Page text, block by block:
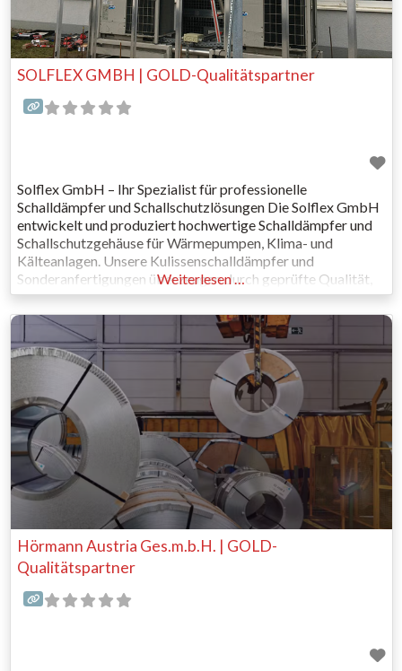
SOLFLEX GMBH | GOLD-Qualitätspartner
Solflex GmbH – Ihr Spezialist für professionelle
Schalldämpfer und Schallschutzlösungen Die Solflex GmbH
entwickelt und produziert hochwertige Schalldämpfer und
Schallschutzgehäuse für Wärmepumpen, Klima- und
Kälteanlagen. Unsere Kulissenschalldämpfer und
Sonderanfertigungen überzeugen durch geprüfte Qualität,
effiziente Dämmleistung und langlebige Materialien –
„Made in Europe“. Ob Standardlösung oder
maßgeschneiderte Sonderanlage: Wir kombinieren moderne
Technik mit präziser Fertigung, um Betriebsgeräusche
effektiv zu reduzieren und
Weiterlesen …
Hörmann Austria Ges.m.b.H. | GOLD-
Qualitätspartner